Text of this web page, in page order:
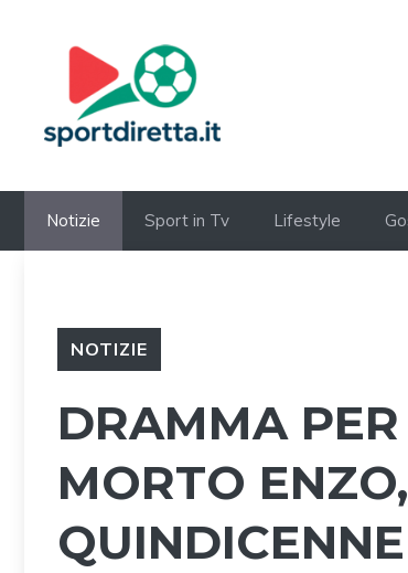
Notizie Sport in Tv Lifestyle
NOTIZIE
DRAMMA
MORTO
QUINDICENNE